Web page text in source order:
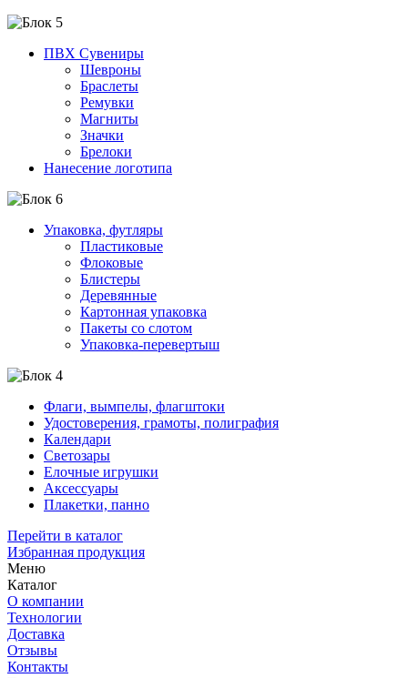
ПВХ Сувениры
Шевроны
Браслеты
Ремувки
Магниты
Значки
Брелоки
Нанесение логотипа
Упаковка, футляры
Пластиковые
Флоковые
Блистеры
Деревянные
Картонная упаковка
Пакеты со слотом
Упаковка-перевертыш
Флаги, вымпелы, флагштоки
Удостоверения, грамоты, полиграфия
Календари
Светозары
Елочные игрушки
Аксессуары
Плакетки, панно
Перейти в каталог
Избранная продукция
Меню
Каталог
О компании
Технологии
Доставка
Отзывы
Контакты